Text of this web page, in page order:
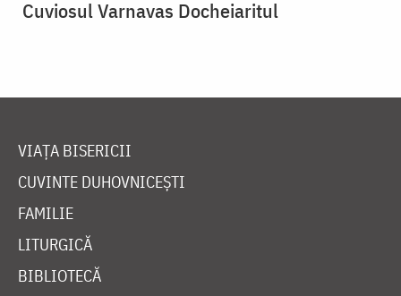
Cuviosul Varnavas Docheiaritul
VIAȚA BISERICII
CUVINTE DUHOVNICEȘTI
FAMILIE
LITURGICĂ
BIBLIOTECĂ